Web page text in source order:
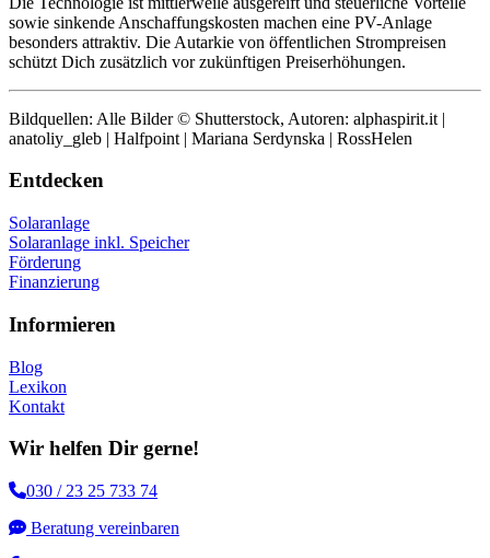
sowie sinkende Anschaffungskosten machen eine PV-Anlage
besonders attraktiv. Die Autarkie von öffentlichen Strompreisen
schützt Dich zusätzlich vor zukünftigen Preiserhöhungen.
Bildquellen: Alle Bilder © Shutterstock, Autoren: alphaspirit.it |
anatoliy_gleb | Halfpoint | Mariana Serdynska | RossHelen
Entdecken
Solaranlage
Solaranlage inkl. Speicher
Förderung
Finanzierung
Informieren
Blog
Lexikon
Kontakt
Wir helfen Dir gerne!
030 / 23 25 733 74
Beratung vereinbaren